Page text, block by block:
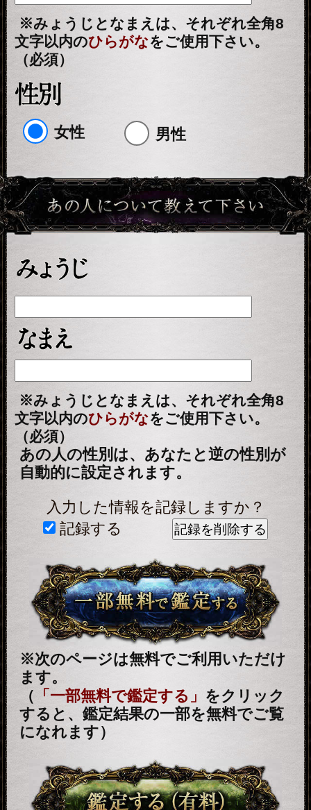
※ご購入時に会員IDでログイン済みの
場合に、会員価格が適用されます。
占う前に内容のご確認をお願いしま
す。
ご購入いただくと、サービス・コンテ
ンツの利用料金が発生します。
■一部無料で結果を見る場合■
「一部無料で鑑定する」をクリックす
ると、鑑定結果の一部を無料でご覧に
■最初から有料で結果を見る場合■
「鑑定する（有料）」をクリックする
と、最初から鑑定結果のすべてをご覧
になれます。
ご入力いただいた情報を、占いサー
ビスを提供するためにのみ使用し、
情報の蓄積を行ったり、他の目的で
使用することはありません。ご利用
事項をご入力ください。
動作環境
この占い番組は、次の環境でご利用
ください。
＜OS＞
Android 5.0以降
iOS 10.0以降
OSに標準搭載されているブラウ
ザ。
※JavaScriptの設定をオンにしてご
利用ください。
トップページに戻る
新着リリースコンテンツ
インスピレーション｜運命好転/悲
願叶/瞬間霊察で全看破◆嬉野つば
2026年8月6月追加
チャクラ占い｜人体覚醒＆強制成
就【運命正し現実変える神霊力】